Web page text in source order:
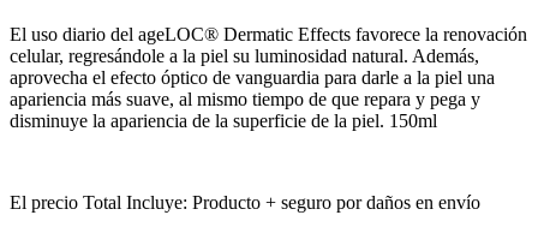
El uso diario del ageLOC® Dermatic Effects favorece la renovación
celular, regresándole a la piel su luminosidad natural. Además,
aprovecha el efecto óptico de vanguardia para darle a la piel una
apariencia más suave, al mismo tiempo de que repara y pega y
disminuye la apariencia de la superficie de la piel. 150ml
El precio Total Incluye: Producto + seguro por daños en envío